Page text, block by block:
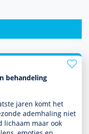
behandeling
jaren komt het
ademhaling niet
lichaam maar ook